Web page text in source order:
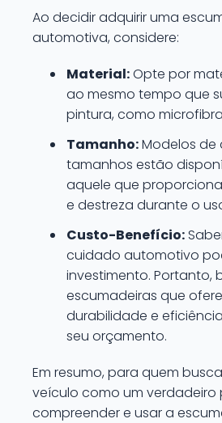
Ao decidir adquirir uma
automotiva, considere:
Material:Opte por
ao mesmo tempo que
pintura, como
Tamanho:Modelos de
tamanhos estão
aquele que
e destreza durante o
Custo-Benefício:
cuidado automotivo
investimento. Portanto,
escumadeiras que
durabilidade e
seu orçamento.
Em resumo, para quem
veículo como um verdadeiro
compreender e usar a